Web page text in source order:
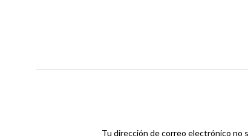
Tu dirección de correo electrónico no